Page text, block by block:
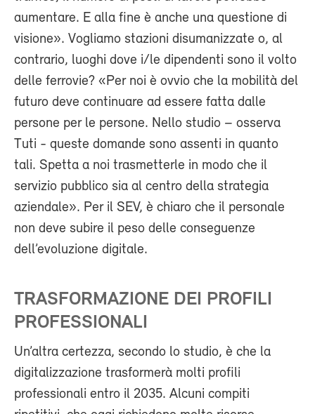
aumentare. E alla fine è anche una questione di
visione». Vogliamo stazioni disumanizzate o, al
contrario, luoghi dove i/le dipendenti sono il volto
delle ferrovie? «Per noi è ovvio che la mobilità del
futuro deve continuare ad essere fatta dalle
persone per le persone. Nello studio – osserva
Tuti - queste domande sono assenti in quanto
tali. Spetta a noi trasmetterle in modo che il
servizio pubblico sia al centro della strategia
aziendale». Per il SEV, è chiaro che il personale
non deve subire il peso delle conseguenze
dell’evoluzione digitale.
TRASFORMAZIONE DEI PROFILI
PROFESSIONALI
Un’altra certezza, secondo lo studio, è che la
digitalizzazione trasformerà molti profili
professionali entro il 2035. Alcuni compiti